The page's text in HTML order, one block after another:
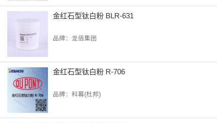
金红石型钛白粉 BLR-631
品牌：龙佰集团
金红石型钛白粉 R-706
品牌：科幕(杜邦)